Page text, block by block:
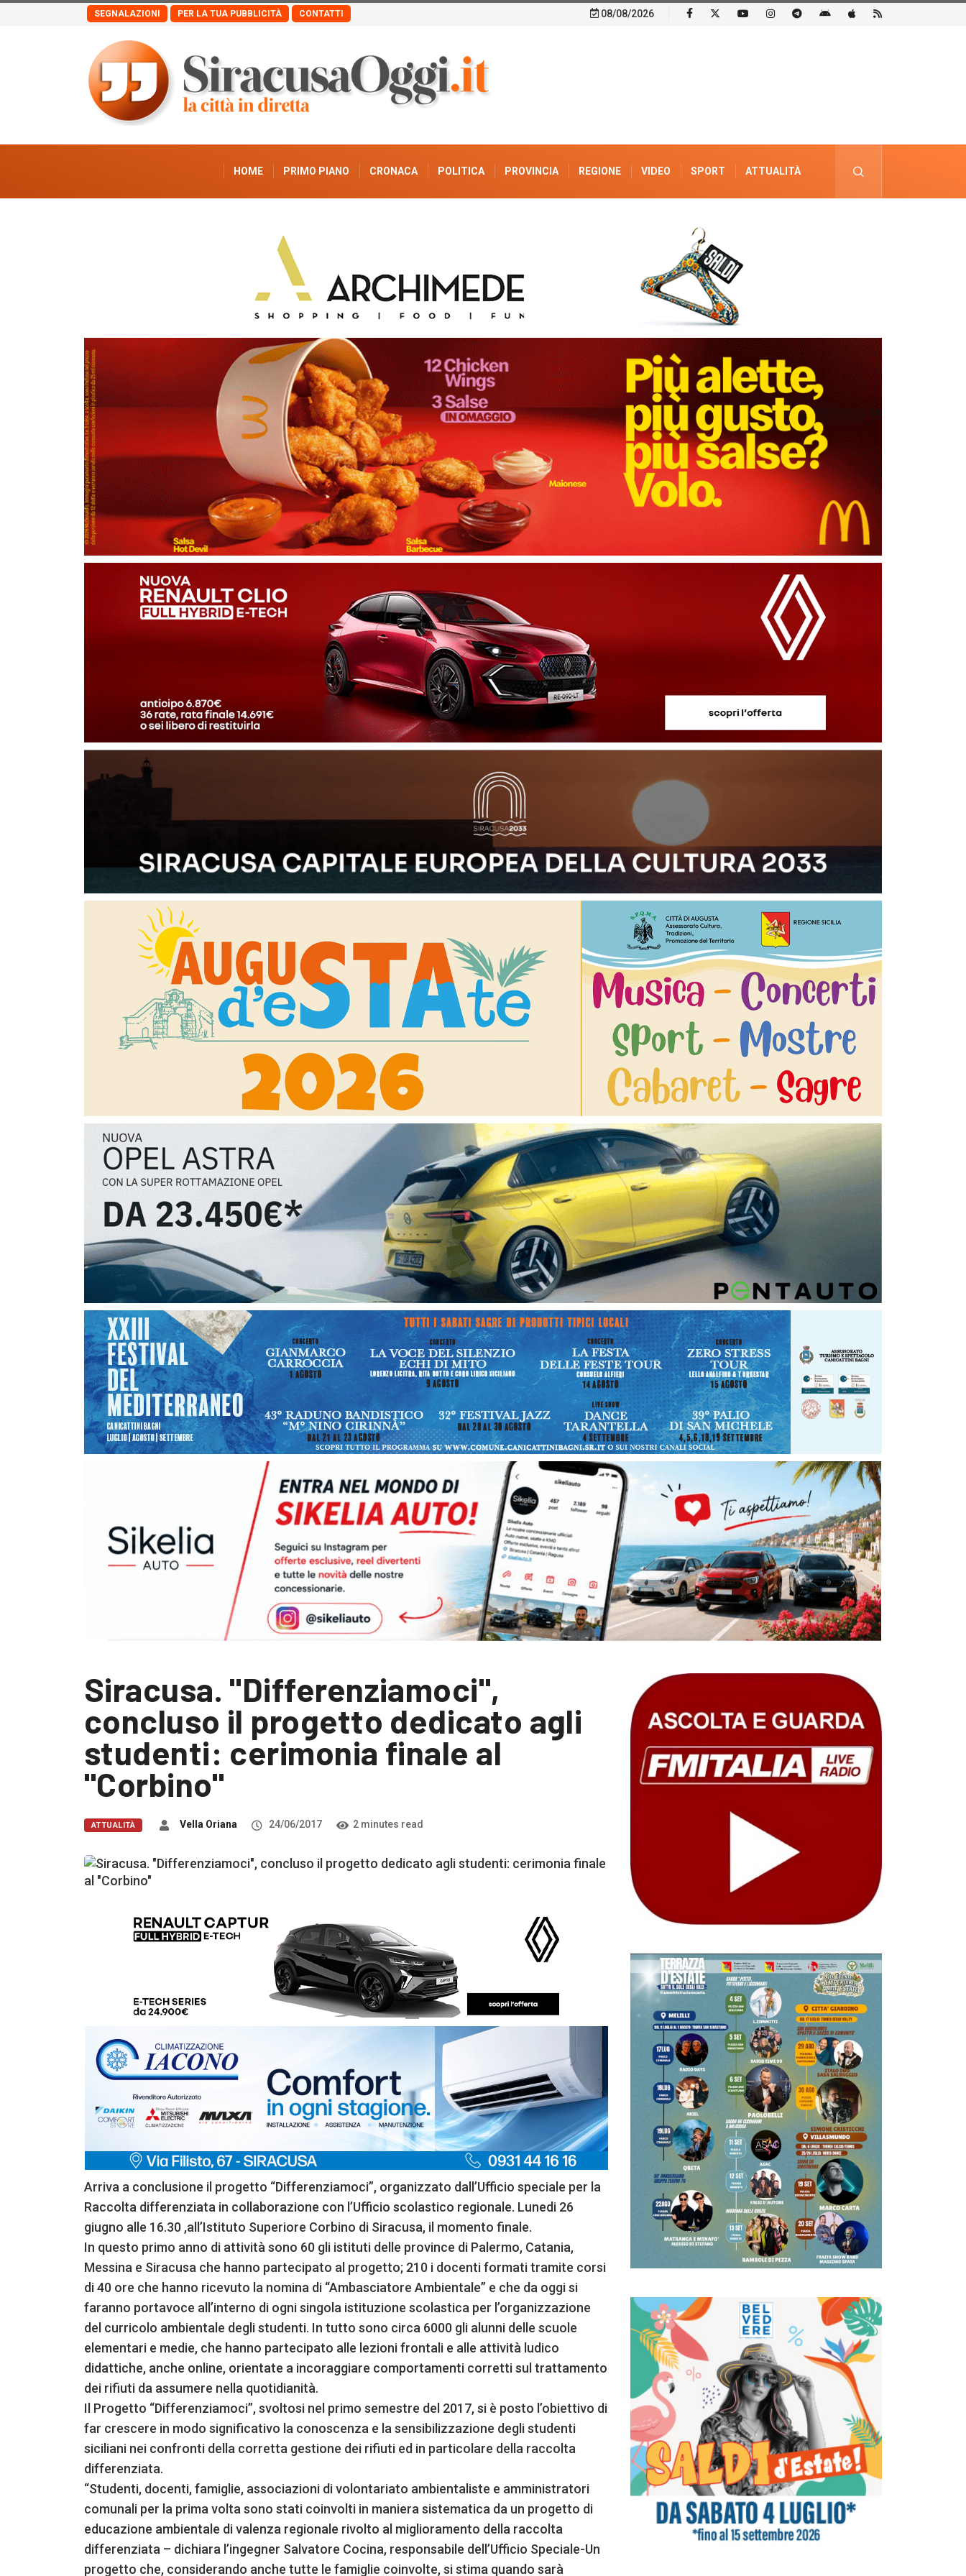
SEGNALAZIONI PER LA TUA PUBBLICITÀ CONTATTI 08/08/2026
HOME PRIMO PIANO CRONACA POLITICA PROVINCIA REGIONE VIDEO SPORT ATTUALITÀ
PUBBLICITÀ ELETTORALE
Siracusa. "Differenziamoci",
concluso il progetto dedicato agli
studenti: cerimonia finale al
"Corbino"
ATTUALITÀ Vella Oriana 24/06/2017 2 minutes read
Arriva a conclusione il progetto “Differenziamoci”, organizzato dall’Ufficio speciale per la
Raccolta differenziata in collaborazione con l’Ufficio scolastico regionale. Lunedi 26
giugno alle 16.30 ,all’Istituto Superiore Corbino di Siracusa, il momento finale.
In questo primo anno di attività sono 60 gli istituti delle province di Palermo, Catania,
Messina e Siracusa che hanno partecipato al progetto; 210 i docenti formati tramite corsi
di 40 ore che hanno ricevuto la nomina di “Ambasciatore Ambientale” e che da oggi si
faranno portavoce all’interno di ogni singola istituzione scolastica per l’organizzazione
del curricolo ambientale degli studenti. In tutto sono circa 6000 gli alunni delle scuole
elementari e medie, che hanno partecipato alle lezioni frontali e alle attività ludico
didattiche, anche online, orientate a incoraggiare comportamenti corretti sul trattamento
dei rifiuti da assumere nella quotidianità.
Il Progetto “Differenziamoci”, svoltosi nel primo semestre del 2017, si è posto l’obiettivo di
far crescere in modo significativo la conoscenza e la sensibilizzazione degli studenti
siciliani nei confronti della corretta gestione dei rifiuti ed in particolare della raccolta
differenziata.
“Studenti, docenti, famiglie, associazioni di volontariato ambientaliste e amministratori
comunali per la prima volta sono stati coinvolti in maniera sistematica da un progetto di
educazione ambientale di valenza regionale rivolto al miglioramento della raccolta
differenziata – dichiara l’ingegner Salvatore Cocina, responsabile dell’Ufficio Speciale-Un
progetto che, considerando anche tutte le famiglie coinvolte, si stima quando sarà